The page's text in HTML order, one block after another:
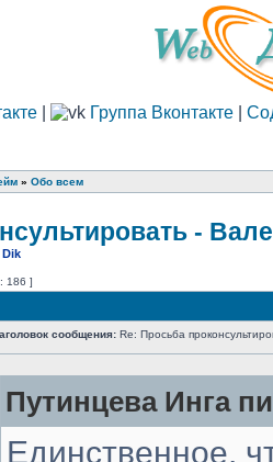
Группа Вконтакте
» Обо всем
-
Dik
186 ]
сообщения: Re: Просьба
Путинцева Инга
Единственное,